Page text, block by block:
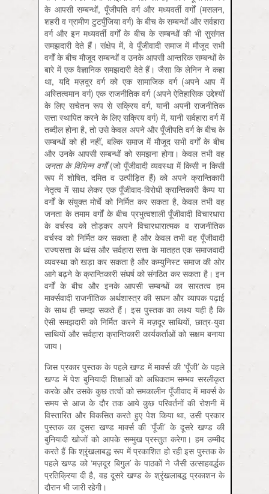
के आपसी सम्बन्धों, पूँजीपति वर्ग और मध्यवर्ती वर्गों (मसलन,
शहरी व ग्रामीण टुटपुँजिया वर्ग) के बीच के सम्बन्धों और सर्वहारा
वर्ग और इन मध्यवर्ती वर्गों के बीच के सम्बन्धों की भी सुसंगत
समझदारी देते हैं। संक्षेप में, वे पूँजीवादी समाज में मौजूद सभी
वर्गों के बीच मौजूद सम्बन्धों व उनके आपसी आन्तरिक सम्बन्धों के
बारे में एक वैज्ञानिक समझदारी देते हैं। जैसा कि लेनिन ने कहा
था, यदि मज़दूर वर्ग को एक सामाजिक वर्ग (अपने आप में
अस्तित्वमान वर्ग) एक राजनीतिक वर्ग (अपने ऐतिहासिक उद्देश्यों
के लिए सचेतन रूप से सक्रिय वर्ग, यानी अपनी राजनीतिक
सत्ता स्थापित करने के लिए सक्रिय वर्ग) में, यानी सर्वहारा वर्ग में
तब्दील होना है, तो उसे केवल अपने और पूँजीपति वर्ग के बीच के
सम्बन्धों को ही नहीं, बल्कि समाज में मौजूद सभी वर्गों के बीच
और उनके आपसी सम्बन्धों को समझना होगा। केवल तभी वह
जनताकेविभिन्न वर्गों(जो पूँजीवादी व्यवस्था में किसी न किसी
रूप में शोषित, दमित व उत्पीड़ित हैं) को अपने क्रान्तिकारी
नेतृत्व में साथ लेकर एक पूँजीवाद-विरोधी क्रान्तिकारी कैम्प या
वर्गों के संयुक्त मोर्चे को निर्मित कर सकता है, केवल तभी वह
जनता के तमाम वर्गों के बीच प्रभुत्वशाली पूँजीवादी विचारधारा
के वर्चस्व को तोड़कर अपने विचारधारात्मक व राजनीतिक
वर्चस्व को निर्मित कर सकता है और केवल तभी वह पूँजीवादी
राज्यसत्ता के ध्वंस और सर्वहारा सत्ता के मातहत एक समाजवादी
व्यवस्था को खड़ा कर सकता है और कम्युनिस्ट समाज की ओर
आगे बढ़ने के क्रान्तिकारी संघर्ष को संगठित कर सकता है। इन
वर्गों के बीच और इनके आपसी सम्बन्धों का सारतत्व हम
मार्क्सवादी राजनीतिक अर्थशास्त्र की सघन और व्यापक पढ़ाई
के साथ ही समझ सकते हैं। इस पुस्तक का लक्ष्य यही है कि
ऐसी समझदारी को निर्मित करने में मज़दूर साथियों, छात्र-युवा
साथियों और सर्वहारा क्रान्तिकारी कार्यकर्ताओं को सक्षम बनाया
जाय।
जिस प्रकार पुस्तक के पहले खण्ड में मार्क्स की ‘पूँजी’ के पहले
खण्ड में पेश बुनियादी शिक्षाओं को अधिकतम सम्भव सरलीकृत
करके और उसके कुछ तत्वों को समकालीन पूँजीवाद में मार्क्स के
समय से आज के दौर तक आये कुछ परिवर्तनों की रोशनी में
विस्तारित और विकसित करते हुए पेश किया था, उसी प्रकार
पुस्तक का दूसरा खण्ड मार्क्स की ‘पूँजी’ के दूसरे खण्ड की
बुनियादी खोजों को आपके सम्मुख प्रस्तुत करेगा। हम उम्मीद
करते हैं कि श्रृ़ंखलाबद्ध रूप में प्रकाशित हो रही इस पुस्तक के
पहले खण्ड को ‘मज़दूर बिगुल’ के पाठकों ने जैसी उत्साहवर्द्धक
प्रतिक्रिया दी है, वह दूसरे खण्ड के श्रृंखलाबद्ध प्रकाशन के
दौरान भी जारी रहेगी।